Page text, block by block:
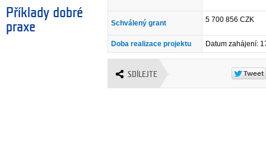
Příklady dobré
praxe
Schválený grant 5 700 856 CZK
Doba realizace projektu Datum zahájení:
SDÍLEJTE